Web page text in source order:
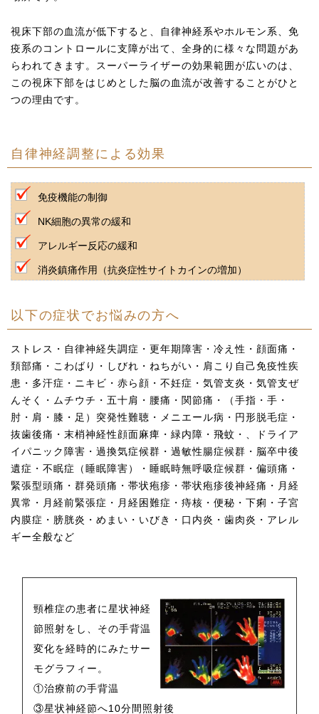
視床下部の血流が低下すると、自律神経系やホルモン系、免
疫系のコントロールに支障が出て、全身的に様々な問題があ
らわれてきます。スーパーライザーの効果範囲が広いのは、
この視床下部をはじめとした脳の血流が改善することがひと
つの理由です。
自律神経調整による効果
免疫機能の制御
NK細胞の異常の緩和
アレルギー反応の緩和
消炎鎮痛作用（抗炎症性サイトカインの増加）
以下の症状でお悩みの方へ
ストレス・自律神経失調症・更年期障害・冷え性・顔面痛・
頚部痛・こわばり・しびれ・ねちがい・肩こり自己免疫性疾
患・多汗症・ニキビ・赤ら顔・不妊症・気管支炎・気管支ぜ
んそく・ムチウチ・五十肩・腰痛・関節痛・（手指・手・
肘・肩・膝・足）突発性難聴・メニエール病・円形脱毛症・
抜歯後痛・末梢神経性顔面麻痺・緑内障・飛蚊・、ドライア
イパニック障害・過換気症候群・過敏性腸症候群・脳卒中後
遺症・不眠症（睡眠障害）・睡眠時無呼吸症候群・偏頭痛・
緊張型頭痛・群発頭痛・帯状疱疹・帯状疱疹後神経痛・月経
異常・月経前緊張症・月経困難症・痔核・便秘・下痢・子宮
内膜症・膀胱炎・めまい・いびき・口内炎・歯肉炎・アレル
ギー全般など
頸椎症の患者に星状神経
節照射をし、その手背温
変化を経時的にみたサー
モグラフィー。
①治療前の手背温
③星状神経節へ10分間照射後